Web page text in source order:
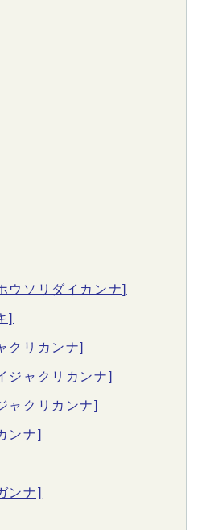
ウソリダイカンナ]
]
クリカンナ]
ジャクリカンナ]
ャクリカンナ]
ンナ]
ンナ]